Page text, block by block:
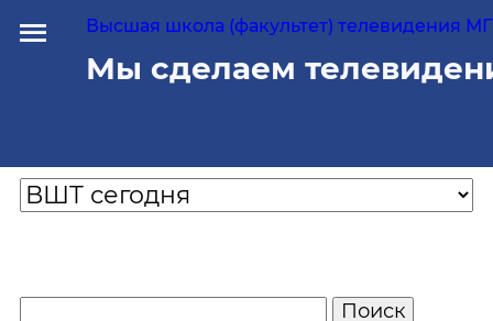
Высшая школа (факультет) телевидения
Мы сделаем